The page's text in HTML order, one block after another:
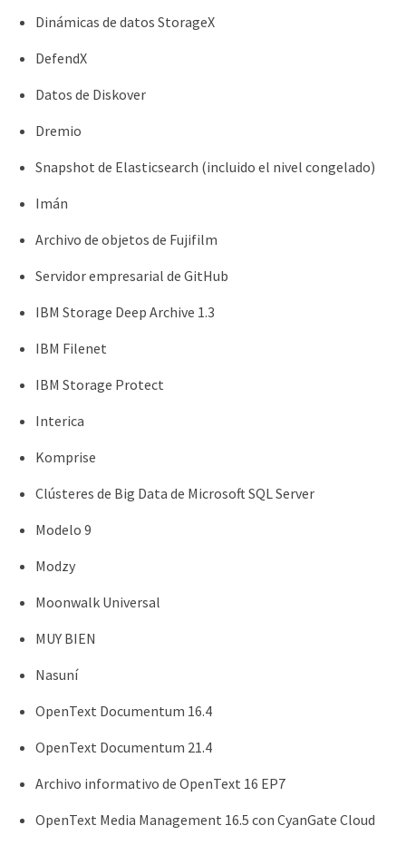
Dinámicas de datos StorageX
DefendX
Datos de Diskover
Dremio
Snapshot de Elasticsearch (incluido el nivel congelado)
Imán
Archivo de objetos de Fujifilm
Servidor empresarial de GitHub
IBM Storage Deep Archive 1.3
IBM Filenet
IBM Storage Protect
Interica
Komprise
Clústeres de Big Data de Microsoft SQL Server
Modelo 9
Modzy
Moonwalk Universal
MUY BIEN
Nasuní
OpenText Documentum 16.4
OpenText Documentum 21.4
Archivo informativo de OpenText 16 EP7
OpenText Media Management 16.5 con CyanGate Cloud